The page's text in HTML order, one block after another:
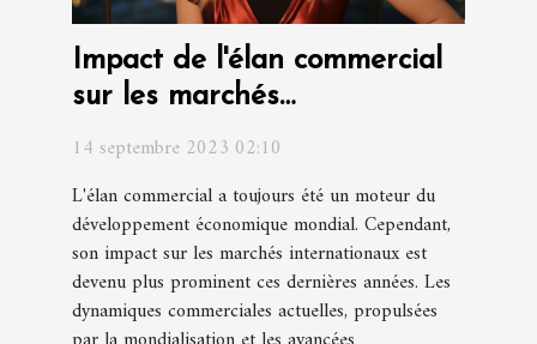
Impact de l'élan commercial
sur les marchés
14 septembre 2023 02:10
L'élan commercial a toujours été un moteur du
développement économique mondial. Cependant,
son impact sur les marchés internationaux est
devenu plus prominent ces dernières années. Les
dynamiques commerciales actuelles, propulsées